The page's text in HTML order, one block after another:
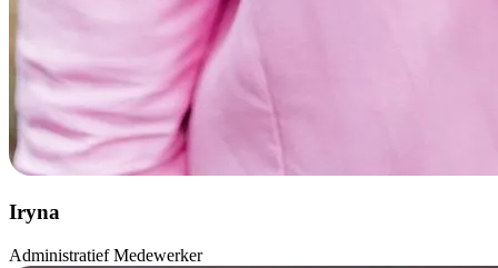
Iryna
Administratief Medewerker